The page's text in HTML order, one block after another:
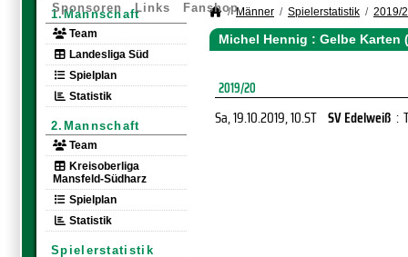
Sponsoren Links Fanshop
1.Mannschaft
Team
Landesliga Süd
Spielplan
Statistik
2.Mannschaft
Team
Kreisoberliga
Mansfeld-Südharz
Spielplan
Statistik
Spielerstatistik
Männer Spielerstatistik 2019/
Michel Hennig : Gelbe Karten
2019/20
Sa, 19.10.2019, 10.ST SV Edelweiß :